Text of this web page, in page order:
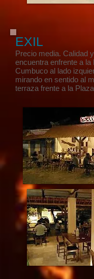
EXIL
​Precio media. Calidad
encuentra enfrente a la
Cumbuco al lado
mirando en sentido al
terraza frente a la